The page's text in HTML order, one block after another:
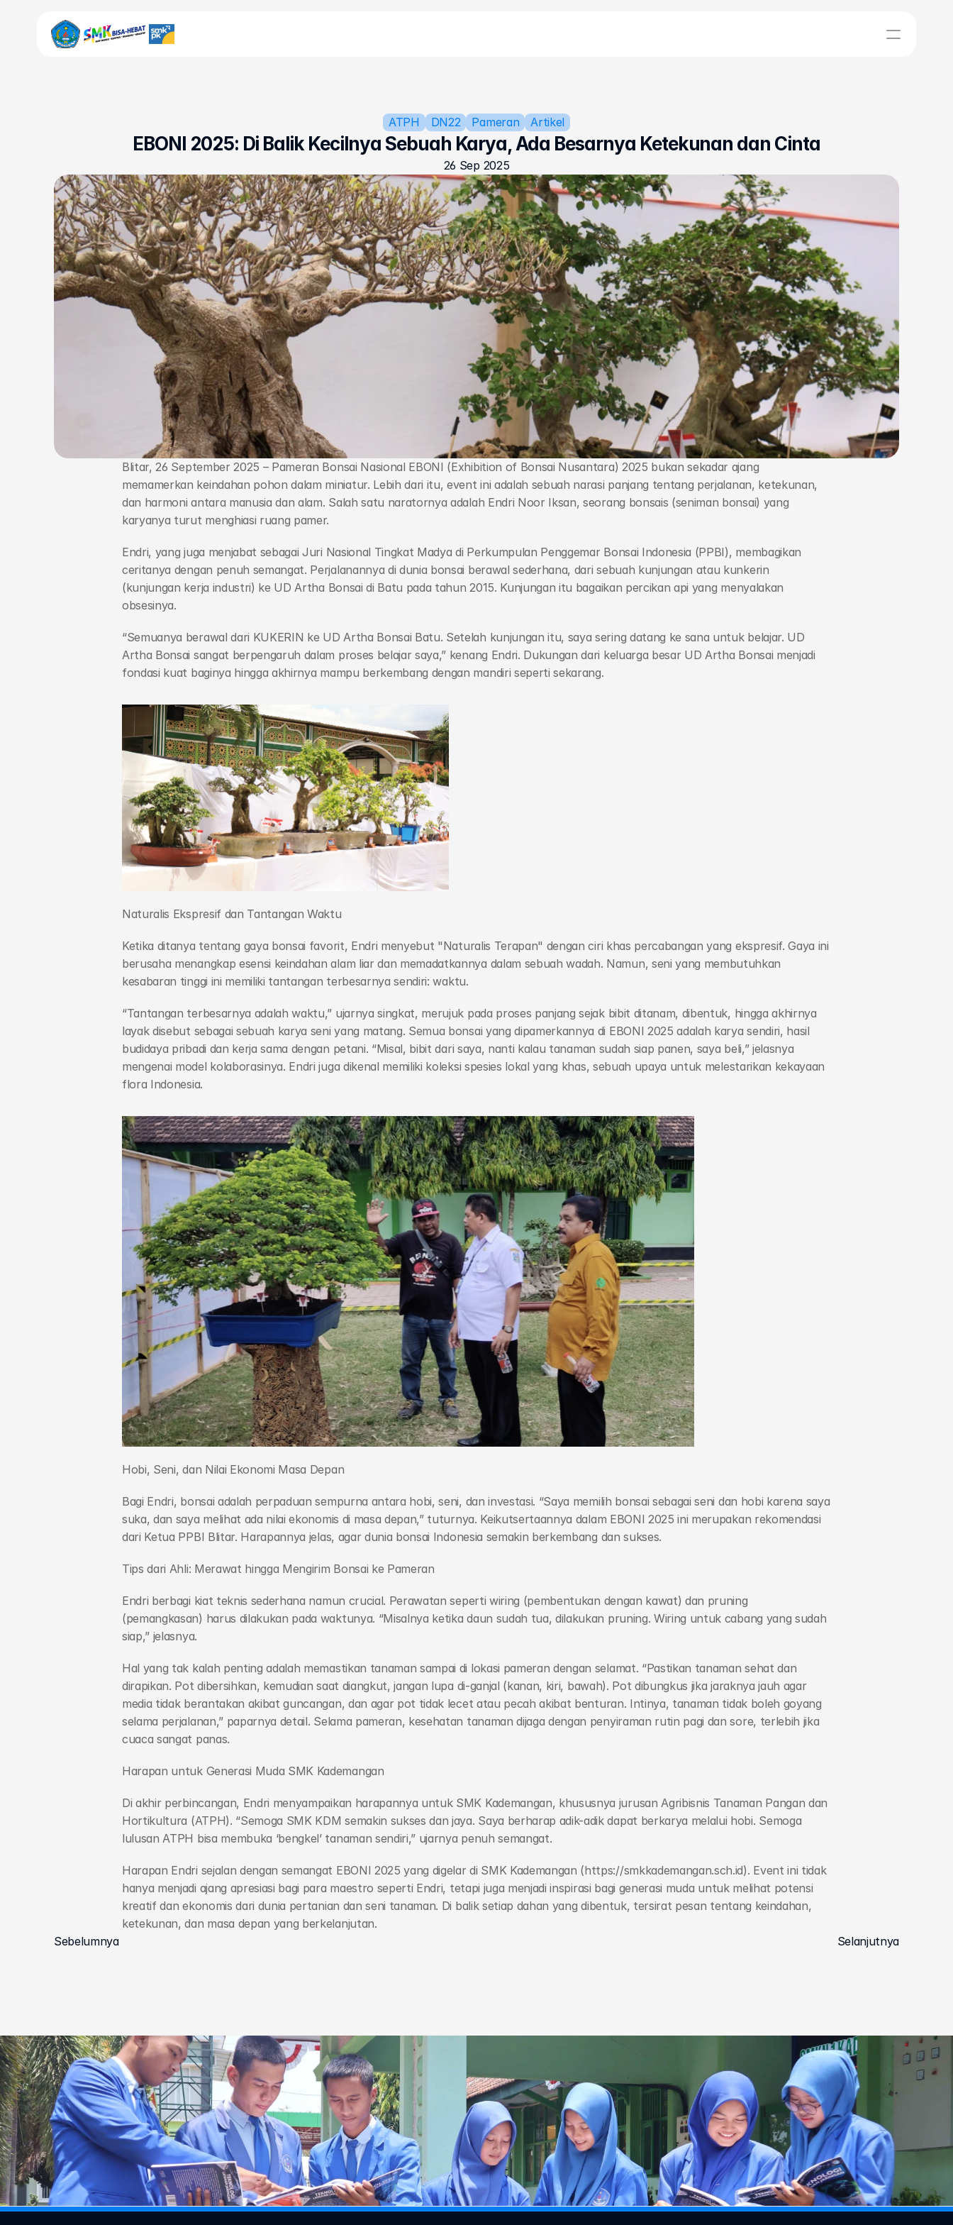
Kesiswaan
Sarpras
LSP
Agribisnis Ternak Unggas
Agribisnis Pertanian dan Holtikultura
Teknik Kendaraan Otomotif
Agribisnis Perikanan Air Tawar
Bisnis Digital
Teknik Jaringan Komputer dan Telekomunikasi
Alfamart Class
MikroTik Academy
ATPH DN22 Pameran Artikel
EBONI 2025: Di Balik Kecilnya Sebuah Karya, Ada Besarnya Ketekunan dan Cinta
26 Sep 2025
Blitar, 26 September 2025 – Pameran Bonsai Nasional EBONI (Exhibition of Bonsai Nusantara) 2025 bukan sekadar ajang
memamerkan keindahan pohon dalam miniatur. Lebih dari itu, event ini adalah sebuah narasi panjang tentang perjalanan, ketekunan,
dan harmoni antara manusia dan alam. Salah satu naratornya adalah Endri Noor Iksan, seorang bonsais (seniman bonsai) yang
karyanya turut menghiasi ruang pamer.
Endri, yang juga menjabat sebagai Juri Nasional Tingkat Madya di Perkumpulan Penggemar Bonsai Indonesia (PPBI), membagikan
ceritanya dengan penuh semangat. Perjalanannya di dunia bonsai berawal sederhana, dari sebuah kunjungan atau kunkerin
(kunjungan kerja industri) ke UD Artha Bonsai di Batu pada tahun 2015. Kunjungan itu bagaikan percikan api yang menyalakan
obsesinya.
“Semuanya berawal dari KUKERIN ke UD Artha Bonsai Batu. Setelah kunjungan itu, saya sering datang ke sana untuk belajar. UD
Artha Bonsai sangat berpengaruh dalam proses belajar saya,” kenang Endri. Dukungan dari keluarga besar UD Artha Bonsai menjadi
fondasi kuat baginya hingga akhirnya mampu berkembang dengan mandiri seperti sekarang.
Naturalis Ekspresif dan Tantangan Waktu
Ketika ditanya tentang gaya bonsai favorit, Endri menyebut "Naturalis Terapan" dengan ciri khas percabangan yang ekspresif. Gaya ini
berusaha menangkap esensi keindahan alam liar dan memadatkannya dalam sebuah wadah. Namun, seni yang membutuhkan
kesabaran tinggi ini memiliki tantangan terbesarnya sendiri: waktu.
“Tantangan terbesarnya adalah waktu,” ujarnya singkat, merujuk pada proses panjang sejak bibit ditanam, dibentuk, hingga akhirnya
layak disebut sebagai sebuah karya seni yang matang. Semua bonsai yang dipamerkannya di EBONI 2025 adalah karya sendiri, hasil
budidaya pribadi dan kerja sama dengan petani. “Misal, bibit dari saya, nanti kalau tanaman sudah siap panen, saya beli,” jelasnya
mengenai model kolaborasinya. Endri juga dikenal memiliki koleksi spesies lokal yang khas, sebuah upaya untuk melestarikan kekayaan
flora Indonesia.
Hobi, Seni, dan Nilai Ekonomi Masa Depan
Bagi Endri, bonsai adalah perpaduan sempurna antara hobi, seni, dan investasi. “Saya memilih bonsai sebagai seni dan hobi karena saya
suka, dan saya melihat ada nilai ekonomis di masa depan,” tuturnya. Keikutsertaannya dalam EBONI 2025 ini merupakan rekomendasi
dari Ketua PPBI Blitar. Harapannya jelas, agar dunia bonsai Indonesia semakin berkembang dan sukses.
Tips dari Ahli: Merawat hingga Mengirim Bonsai ke Pameran
Endri berbagi kiat teknis sederhana namun crucial. Perawatan seperti wiring (pembentukan dengan kawat) dan pruning
(pemangkasan) harus dilakukan pada waktunya. “Misalnya ketika daun sudah tua, dilakukan pruning. Wiring untuk cabang yang sudah
siap,” jelasnya.
Hal yang tak kalah penting adalah memastikan tanaman sampai di lokasi pameran dengan selamat. “Pastikan tanaman sehat dan
dirapikan. Pot dibersihkan, kemudian saat diangkut, jangan lupa di-ganjal (kanan, kiri, bawah). Pot dibungkus jika jaraknya jauh agar
media tidak berantakan akibat guncangan, dan agar pot tidak lecet atau pecah akibat benturan. Intinya, tanaman tidak boleh goyang
selama perjalanan,” paparnya detail. Selama pameran, kesehatan tanaman dijaga dengan penyiraman rutin pagi dan sore, terlebih jika
cuaca sangat panas.
Harapan untuk Generasi Muda SMK Kademangan
Di akhir perbincangan, Endri menyampaikan harapannya untuk SMK Kademangan, khususnya jurusan Agribisnis Tanaman Pangan dan
Hortikultura (ATPH). “Semoga SMK KDM semakin sukses dan jaya. Saya berharap adik-adik dapat berkarya melalui hobi. Semoga
lulusan ATPH bisa membuka ‘bengkel’ tanaman sendiri,” ujarnya penuh semangat.
Harapan Endri sejalan dengan semangat EBONI 2025 yang digelar di SMK Kademangan (https://smkkademangan.sch.id). Event ini tidak
hanya menjadi ajang apresiasi bagi para maestro seperti Endri, tetapi juga menjadi inspirasi bagi generasi muda untuk melihat potensi
kreatif dan ekonomis dari dunia pertanian dan seni tanaman. Di balik setiap dahan yang dibentuk, tersirat pesan tentang keindahan,
ketekunan, dan masa depan yang berkelanjutan.
Sebelumnya
Selanjutnya